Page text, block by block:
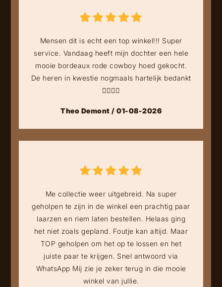
Mensen dit is echt een top winkel!!! Super
service. Vandaag heeft mijn dochter een hele
mooie bordeaux rode cowboy hoed gekocht.
De heren in kwestie nogmaals hartelijk bedankt
👍🏻👍🏻
Theo Demont / 01-08-2026
Me collectie weer uitgebreid. Na super
geholpen te zijn in de winkel een prachtig paar
laarzen en riem laten bestellen. Helaas ging
het niet zoals gepland. Foutje kan altijd. Maar
TOP geholpen om het op te lossen en het
juiste paar te krijgen. Snel antwoord via
WhatsApp Mij zie je zeker terug in die mooie
winkel van jullie.